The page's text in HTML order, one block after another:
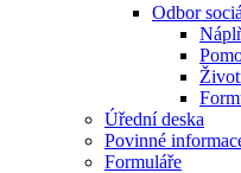
Odbor
Úřední deska
Povinné
Formuláře